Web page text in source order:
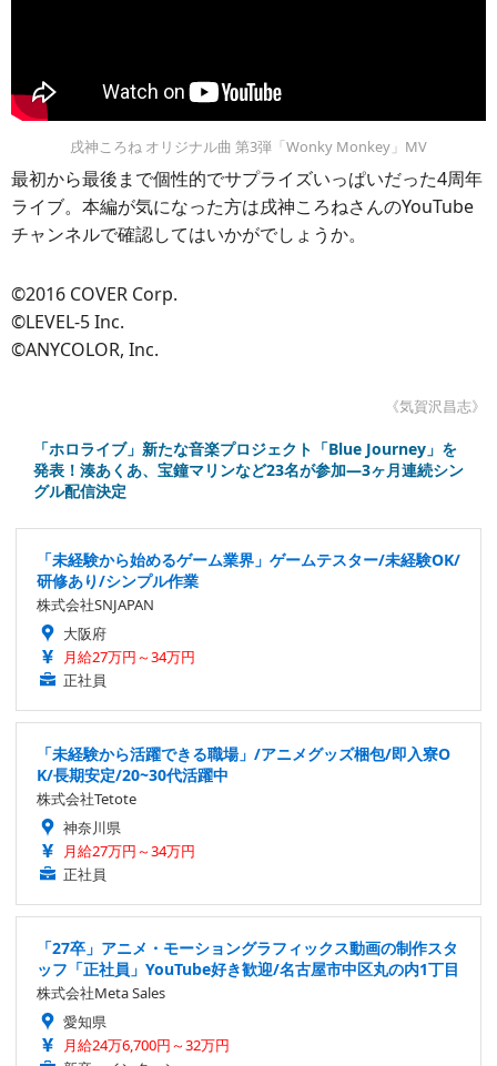
戌神ころね オリジナル曲 第3弾「Wonky Monkey」MV
最初から最後まで個性的でサプライズいっぱいだった4周年
ライブ。本編が気になった方は戌神ころねさんのYouTube
チャンネルで確認してはいかがでしょうか。
©2016 COVER Corp.
©LEVEL-5 Inc.
©ANYCOLOR, Inc.
《気賀沢昌志》
「ホロライブ」新たな音楽プロジェクト「Blue Journey」を
発表！湊あくあ、宝鐘マリンなど23名が参加―3ヶ月連続シン
グル配信決定
「未経験から始めるゲーム業界」ゲームテスター/未経験OK/
研修あり/シンプル作業
株式会社SNJAPAN
大阪府
月給27万円～34万円
正社員
「未経験から活躍できる職場」/アニメグッズ梱包/即入寮O
K/長期安定/20~30代活躍中
株式会社Tetote
神奈川県
月給27万円～34万円
正社員
「27卒」アニメ・モーショングラフィックス動画の制作スタ
ッフ「正社員」YouTube好き歓迎/名古屋市中区丸の内1丁目
株式会社Meta Sales
愛知県
月給24万6,700円～32万円